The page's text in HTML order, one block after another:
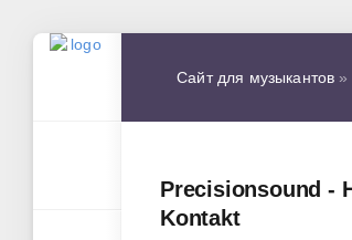
Сайт для музыкантов »
Precisionsound -
Kontakt